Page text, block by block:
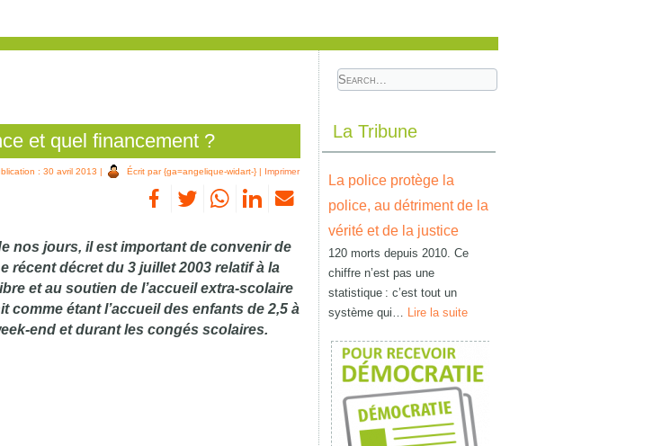
et quel financement ?
: 30 avril 2013 | Écrit par {ga=angelique-widart-} | Imprimer
nos jours, il est important de convenir de
récent décret du 3 juillet 2003 relatif à la
et au soutien de l’accueil extra-scolaire
comme étant l’accueil des enfants de 2,5 à
end et durant les congés scolaires.
La Tribune
La police protège la
police, au détriment de la
vérité et de la justice
120 morts depuis 2010. Ce
chiffre n’est pas une
statistique : c’est tout un
système qui… Lire la suite